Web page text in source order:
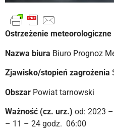
Ostrzeżenie meteorologiczne
Nazwa biura Biuro Prognoz
Zjawisko/stopień zagrożenia
Obszar Powiat tarnowski
Ważność (cz. urz.) od: 2023
– 11 – 24 godz. 06:00